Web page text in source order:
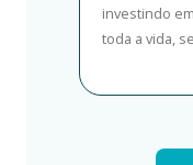
investindo
toda a vida,